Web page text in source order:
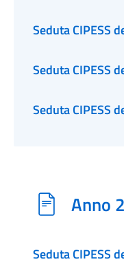
Seduta CIPESS
Seduta CIPESS
Seduta CIPESS
Anno
Seduta CIPESS